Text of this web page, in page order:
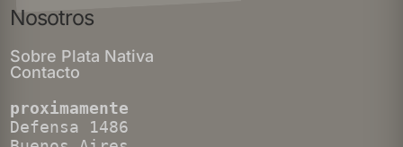
Nosotros
Sobre Plata Nativa
Contacto
proximamente
Defensa 1486